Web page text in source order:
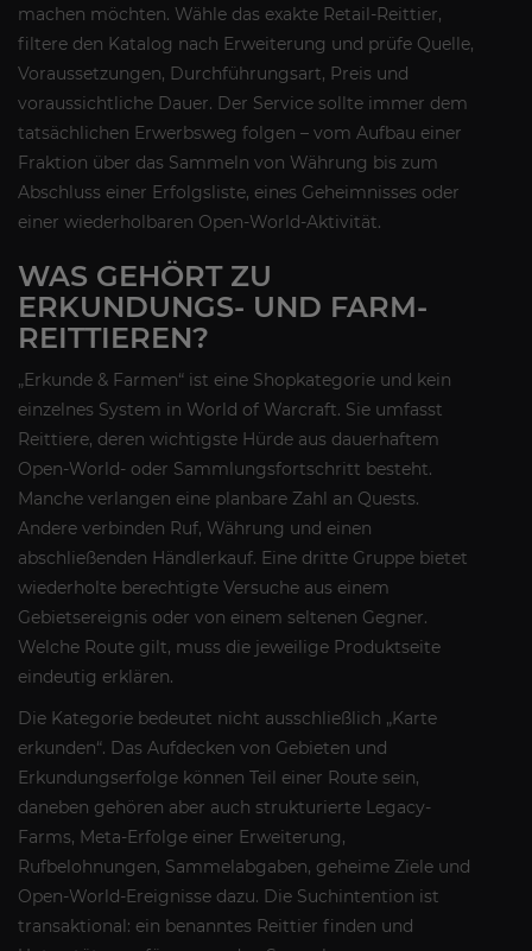
machen möchten. Wähle das exakte Retail-Reittier,
filtere den Katalog nach Erweiterung und prüfe Quelle,
Voraussetzungen, Durchführungsart, Preis und
voraussichtliche Dauer. Der Service sollte immer dem
tatsächlichen Erwerbsweg folgen – vom Aufbau einer
Fraktion über das Sammeln von Währung bis zum
Abschluss einer Erfolgsliste, eines Geheimnisses oder
einer wiederholbaren Open-World-Aktivität.
WAS GEHÖRT ZU
ERKUNDUNGS- UND FARM-
REITTIEREN?
„Erkunde & Farmen“ ist eine Shopkategorie und kein
einzelnes System in World of Warcraft. Sie umfasst
Reittiere, deren wichtigste Hürde aus dauerhaftem
Open-World- oder Sammlungsfortschritt besteht.
Manche verlangen eine planbare Zahl an Quests.
Andere verbinden Ruf, Währung und einen
abschließenden Händlerkauf. Eine dritte Gruppe bietet
wiederholte berechtigte Versuche aus einem
Gebietsereignis oder von einem seltenen Gegner.
Welche Route gilt, muss die jeweilige Produktseite
eindeutig erklären.
Die Kategorie bedeutet nicht ausschließlich „Karte
erkunden“. Das Aufdecken von Gebieten und
Erkundungserfolge können Teil einer Route sein,
daneben gehören aber auch strukturierte Legacy-
Farms, Meta-Erfolge einer Erweiterung,
Rufbelohnungen, Sammelabgaben, geheime Ziele und
Open-World-Ereignisse dazu. Die Suchintention ist
transaktional: ein benanntes Reittier finden und